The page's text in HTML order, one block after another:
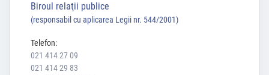
Biroul relaţii publice
(responsabil cu aplicarea Legii nr. 544/2001)
Telefon:
021 414 27 09
021 414 29 83